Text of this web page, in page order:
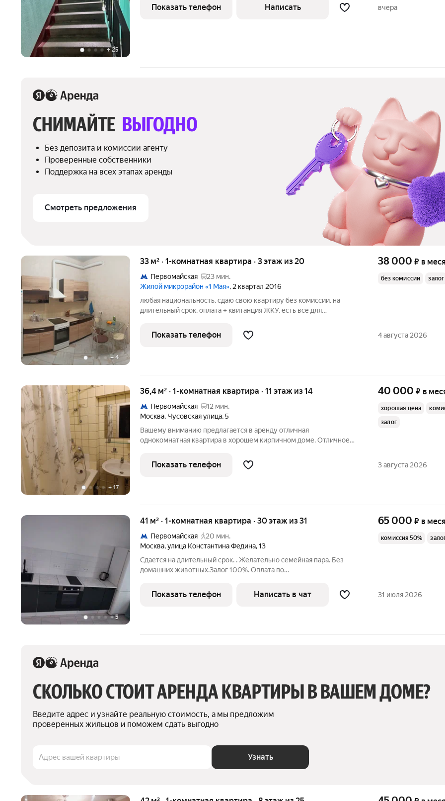
+25
Показать телефон Написать вчера
СНИМАЙТЕ ВЫГОДНО
Без депозита и комиссии агенту
Проверенные собственники
Поддержка на всех этапах аренды
Смотреть предложения
+ 4
33 м² · 1-комнатная квартира · 3 этаж из 20
Первомайская
23 мин.
Жилой микрорайон «1 Мая», 2 квартал 2016
любая национальность. сдаю свою квартиру без комиссии. на
длительный срок. оплата + квитанция ЖКУ. есть все для
38 000 ₽ в
без комиссии залог
Показать телефон 4 августа 2026
+ 17
36,4 м² · 1-комнатная квартира · 11 этаж из 14
Первомайская
12 мин.
Москва, Чусовская улица,5
Вашему вниманию предлагается в аренду отличная
однокомнатная квартира в хорошем кирпичном доме. Отличное
От метро пешая доступность. Приглашаем приличных людей для
долгосрочного проживания.
40 000 ₽ в
хорошая цена
залог
Показать телефон 3 августа 2026
+5
41 м² · 1-комнатная квартира · 30 этаж из 31
Первомайская
20 мин.
Москва,улица Константина Федина,13
Сдается на длительный срок. . Желательно семейная пара. Без
домашних животных.Залог 100%. Оплата по
65 000 ₽ в
комиссия 50%
Показать телефон Написать в чат 31 июля 2026
СКОЛЬКО СТОИТ АРЕНДА КВАРТИРЫ В ВАШЕМ ДОМЕ?
Введите адрес и узнайте реальную стоимость, а мы предложим
проверенных жильцов и поможем сдать выгодно
Адрес вашей квартиры Узнать